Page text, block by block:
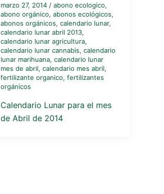
marzo 27, 2014 / abono ecologico,
abono orgánico, abonos ecológicos,
abonos orgánicos, calendario lunar,
calendario lunar abril 2013,
calendario lunar agricultura,
calendario lunar cannabis, calendario
lunar marihuana, calendario lunar
mes de abril, calendario mes abril,
fertilizante organico, fertilizantes
orgánicos
Calendario Lunar para el mes
de Abril de 2014